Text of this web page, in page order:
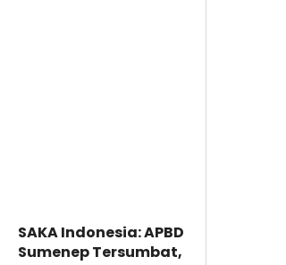
SAKA Indonesia: APBD
Sumenep Tersumbat,